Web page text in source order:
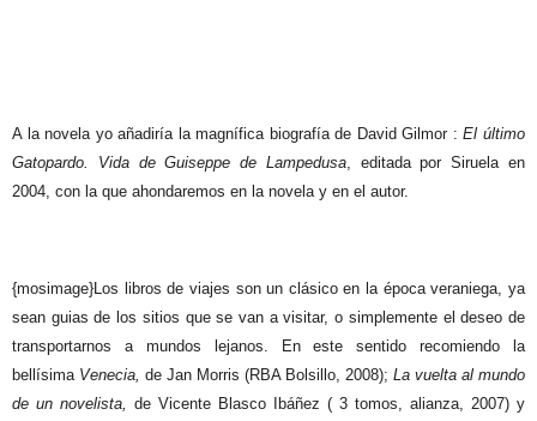
A la novela yo añadiría la magnífica biografía de David Gilmor :El último
Gatopardo. Vida de Guiseppe de Lampedusa, editada por Siruela en
2004, con la que ahondaremos en la novela y en el autor.
{mosimage}Los libros de viajes son un clásico en la época veraniega, ya
sean guias de los sitios que se van a visitar, o simplemente el deseo de
transportarnos a mundos lejanos. En este sentido recomiendo la
bellísima Venecia, de Jan Morris (RBA Bolsillo, 2008); La vuelta al mundo
de un novelista, de Vicente Blasco Ibáñez ( 3 tomos, alianza, 2007) y